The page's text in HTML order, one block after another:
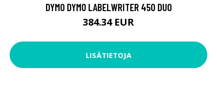
DYMO DYMO LABELWRITER 450 DUO
384.34 EUR
LISÄTIETOJA